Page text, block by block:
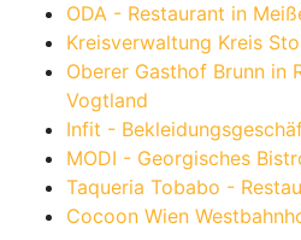
ODA - Restaurant in
Kreisverwaltung Kreis
Oberer Gasthof Brunn in
Vogtland
Infit -
MODI - Georgisches
Taqueria Tobabo -
Cocoon Wien